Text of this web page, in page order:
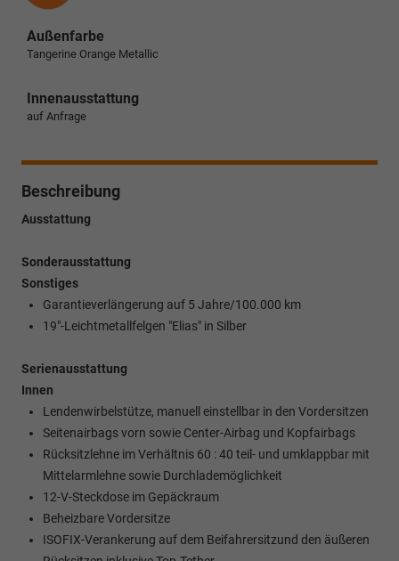
Außenfarbe
Tangerine Orange Metallic
Innenausstattung
auf Anfrage
Beschreibung
Ausstattung
Sonderausstattung
Sonstiges
Garantieverlängerung auf 5 Jahre/100.000 km
19"-Leichtmetallfelgen "Elias" in Silber
Serienausstattung
Innen
Lendenwirbelstütze, manuell einstellbar in den Vordersitzen
Seitenairbags vorn sowie Center-Airbag und Kopfairbags
Rücksitzlehne im Verhältnis 60 : 40 teil- und umklappbar mit
Mittelarmlehne sowie Durchlademöglichkeit
12-V-Steckdose im Gepäckraum
Beheizbare Vordersitze
ISOFIX-Verankerung auf dem Beifahrersitzund den äußeren